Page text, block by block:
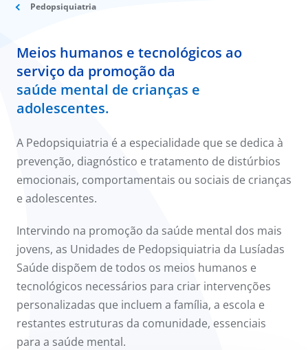
Acordos
Sport
a nós
EN
Pedopsiquiatria
Meios humanos e tecnológicos ao
serviço da promoção da
saúde mental de crianças e
adolescentes.
A Pedopsiquiatria é a especialidade que se dedica à
prevenção, diagnóstico e tratamento de distúrbios
emocionais, comportamentais ou sociais de crianças
e adolescentes.
Intervindo na promoção da saúde mental dos mais
jovens, as Unidades de Pedopsiquiatria da Lusíadas
Saúde dispõem de todos os meios humanos e
tecnológicos necessários para criar intervenções
personalizadas que incluem a família, a escola e
restantes estruturas da comunidade, essenciais
para a saúde mental.